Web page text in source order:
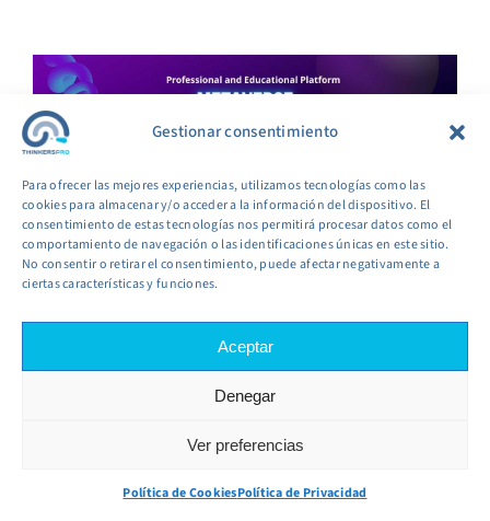
Gestionar consentimiento
Para ofrecer las mejores experiencias, utilizamos tecnologías como las
cookies para almacenar y/o acceder a la información del dispositivo. El
consentimiento de estas tecnologías nos permitirá procesar datos como el
comportamiento de navegación o las identificaciones únicas en este sitio.
No consentir o retirar el consentimiento, puede afectar negativamente a
ciertas características y funciones.
Aceptar
Denegar
Ver preferencias
Política de CookiesPolítica de Privacidad
What Equipment Is Needed For Metaverse
To set up executive meetings in the metaverse,
your organization will need several key pieces of
equipment. The most essential items include:
Virtual Reality Headsets: Devices like the